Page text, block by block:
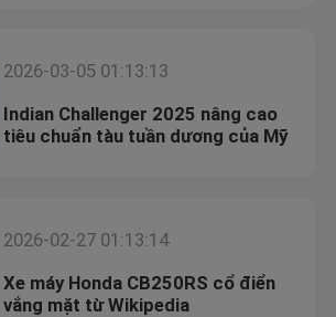
2026-03-05 01:13:13
Indian Challenger 2025 nâng cao
tiêu chuẩn tàu tuần dương của Mỹ
2026-02-27 01:13:14
Xe máy Honda CB250RS cổ điển
vắng mặt từ Wikipedia